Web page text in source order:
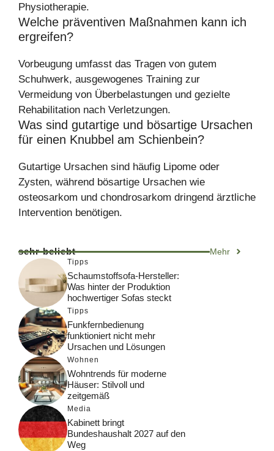
Physiotherapie.
Welche präventiven Maßnahmen kann ich
ergreifen?
Vorbeugung umfasst das Tragen von gutem
Schuhwerk, ausgewogenes Training zur
Vermeidung von Überbelastungen und gezielte
Rehabilitation nach Verletzungen.
Was sind gutartige und bösartige Ursachen
für einen Knubbel am Schienbein?
Gutartige Ursachen sind häufig Lipome oder
Zysten, während bösartige Ursachen wie
osteosarkom und chondrosarkom dringend ärztliche
Intervention benötigen.
sehr beliebt Mehr
Tipps
Schaumstoffsofa-Hersteller:
Was hinter der Produktion
hochwertiger Sofas steckt
Tipps
Funkfernbedienung
funktioniert nicht mehr
Ursachen und Lösungen
Wohnen
Wohntrends für moderne
Häuser: Stilvoll und
zeitgemäß
Media
Kabinett bringt
Bundeshaushalt 2027 auf den
Weg